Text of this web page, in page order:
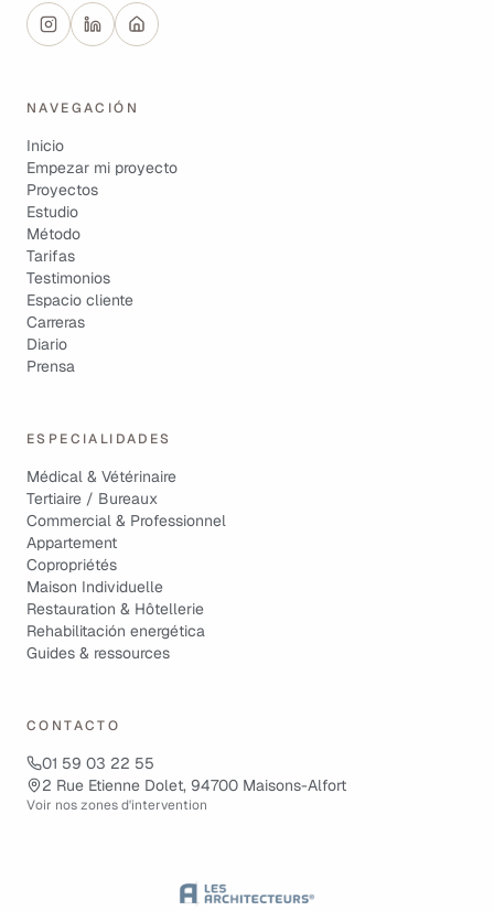
NAVEGACIÓN
Inicio
Empezar mi proyecto
Proyectos
Estudio
Método
Tarifas
Testimonios
Espacio cliente
Carreras
Diario
Prensa
ESPECIALIDADES
Médical & Vétérinaire
Tertiaire / Bureaux
Commercial & Professionnel
Appartement
Copropriétés
Maison Individuelle
Restauration & Hôtellerie
Rehabilitación energética
Guides & ressources
CONTACTO
01 59 03 22 55
2 Rue Etienne Dolet, 94700 Maisons-Alfort
Voir nos zones d'intervention